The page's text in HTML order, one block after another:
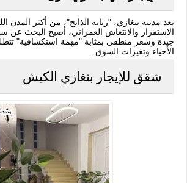
تعد مدينة بنغازي، "رباية الذايح"، من أكثر المدن
الاستقرار والانتعاش العمراني، أصبح البحث عن
جيدة وسعر منطقي بمثابة "مهمة استكشافية"
الأحياء وتغيرات السوق.
شقق للإيجار بنغازي الكيش